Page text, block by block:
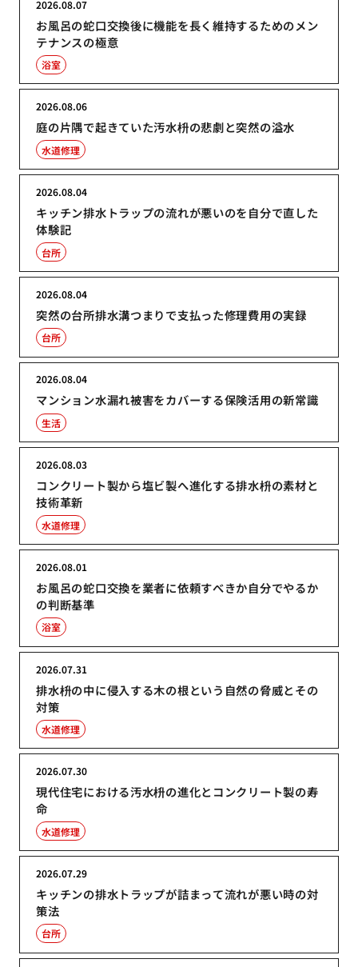
お風呂の蛇口交換後に機能を長く維持するためのメン
テナンスの極意
2026.08.07
浴室
庭の片隅で起きていた汚水枡の悲劇と突然の溢水
2026.08.06
水道修理
キッチン排水トラップの流れが悪いのを自分で直した
体験記
2026.08.04
台所
突然の台所排水溝つまりで支払った修理費用の実録
2026.08.04
台所
マンション水漏れ被害をカバーする保険活用の新常識
2026.08.04
生活
コンクリート製から塩ビ製へ進化する排水枡の素材と
技術革新
2026.08.03
水道修理
お風呂の蛇口交換を業者に依頼すべきか自分でやるか
の判断基準
2026.08.01
浴室
排水枡の中に侵入する木の根という自然の脅威とその
対策
2026.07.31
水道修理
現代住宅における汚水枡の進化とコンクリート製の寿
命
2026.07.30
水道修理
キッチンの排水トラップが詰まって流れが悪い時の対
策法
2026.07.29
台所